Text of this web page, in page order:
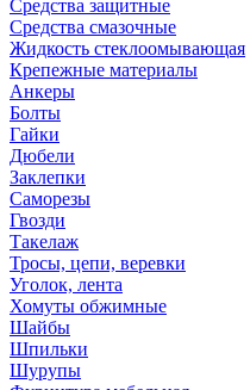
Средства защитные
Средства смазочные
Жидкость стеклоомывающая
Крепежные материалы
Анкеры
Болты
Гайки
Дюбели
Заклепки
Саморезы
Гвозди
Такелаж
Тросы, цепи, веревки
Уголок, лента
Хомуты обжимные
Шайбы
Шпильки
Шурупы